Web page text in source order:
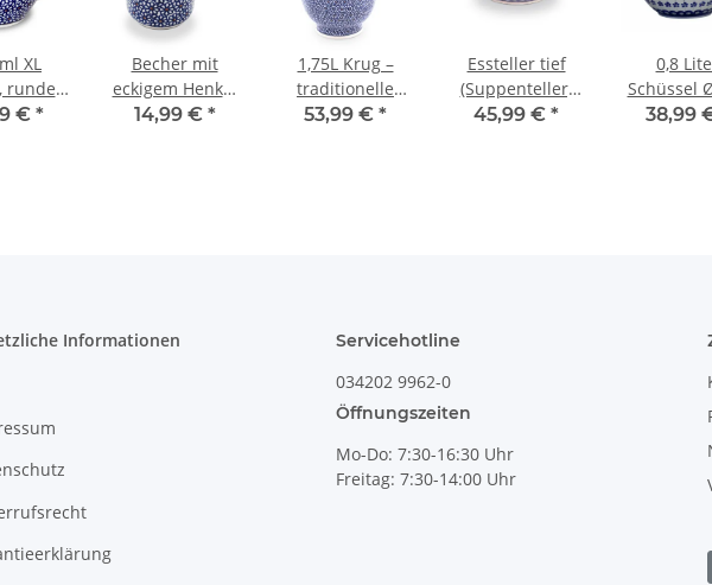
XL
runder
H
€ *
Becher mit
eckigem Henkel
Ø8,0 cm, H =
14,99 € *
1,75L Krug –
traditionelle
Kanne mit
53,99 € *
Essteller tief
(Suppenteller)
[Form 1], Ø 22,5
45,99 € *
0,8
Schüssel
cm
38,99
Informationen Servicehotline
034202 9962-0
Öffnungszeiten
Mo-Do: 7:30-16:30 Uhr
Freitag: 7:30-14:00 Uhr